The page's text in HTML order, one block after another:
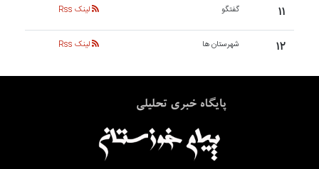
۱۱ گفتگو لینک Rss
۱۲ شهرستان ها لینک Rss